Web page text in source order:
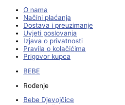
O nama
Načini plaćanja
Dostava i preuzimanje
Uvjeti poslovanja
Izjava o privatnosti
Pravila o kolačićima
Prigovor kupca
BEBE
Rođenje
Bebe Djevojčice